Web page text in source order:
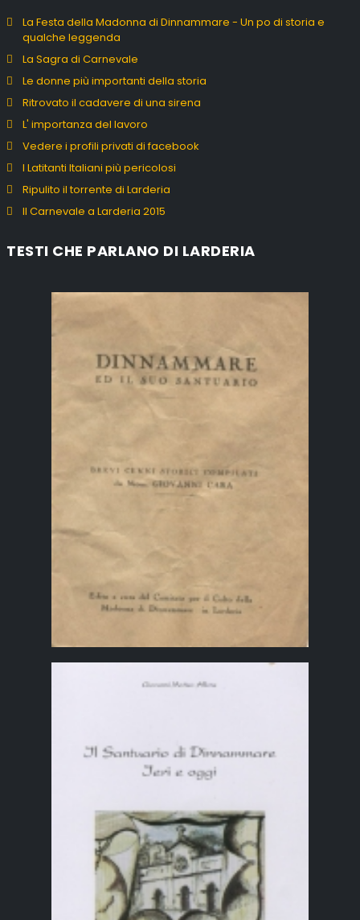
La Festa della Madonna di Dinnammare - Un po di storia e
qualche leggenda
La Sagra di Carnevale
Le donne più importanti della storia
Ritrovato il cadavere di una sirena
L' importanza del lavoro
Vedere i profili privati di facebook
I Latitanti Italiani più pericolosi
Ripulito il torrente di Larderia
Il Carnevale a Larderia 2015
TESTI CHE PARLANO DI LARDERIA